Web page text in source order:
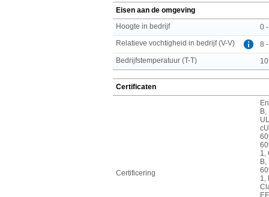
Eisen aan de omgeving
Hoogte in bedrijf
0
Relatieve vochtigheid in bedrijf (V-V)
8
Bedrijfstemperatuur (T-T)
Certificaten
Certificering
B,
1,
B,
1,